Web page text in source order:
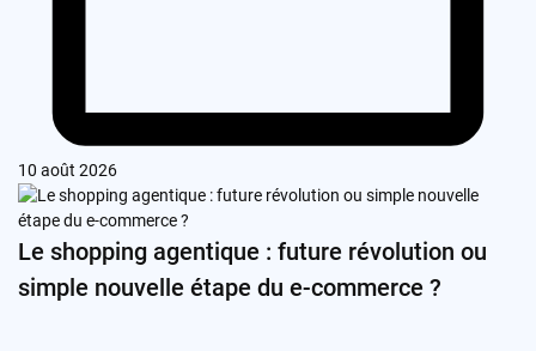
10 août 2026
Le shopping agentique : future révolution ou
simple nouvelle étape du e-commerce ?